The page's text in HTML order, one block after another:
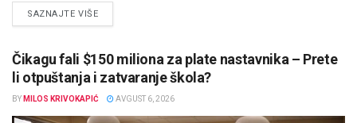
SAZNAJTE VIŠEDETAILS
Čikagu fali $150 miliona za plate nastavnika – Prete
li otpuštanja i zatvaranje škola?
BY MILOS KRIVOKAPIĆ AVGUST 6, 2026